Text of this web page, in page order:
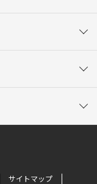
サイトマップ